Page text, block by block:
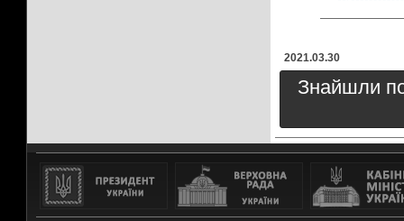
2021.03.30
Знайшли